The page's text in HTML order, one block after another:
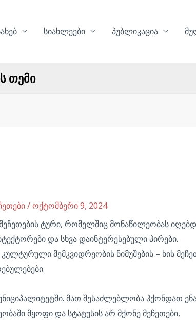
სიახლეები პუბლიკაცია
თემი
/ოქტომბერი 9, 2024
ტური, რომელშიც მონაწილეობას
და სხვა დაინტერესებული პირები.
მემკვიდრეობის ნიმუშების – ხის
მათ შესაძლებლობა ჰქონდათ
მყოფი და სტატუსის არ მქონე მეჩეთები,